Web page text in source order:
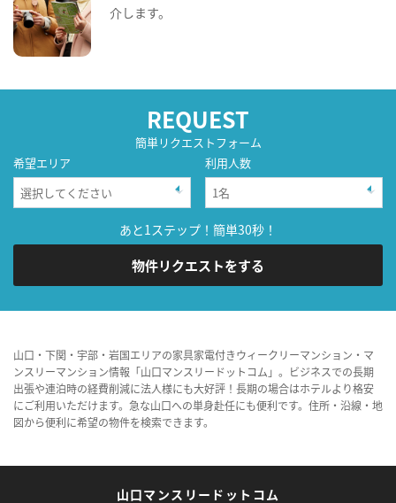
介します。
REQUEST
簡単リクエストフォーム
希望エリア
利用人数
あと1ステップ！簡単30秒！
物件リクエストをする
山口・下関・宇部・岩国エリアの家具家電付きウィークリーマンション・マ
ンスリーマンション情報「山口マンスリードットコム」。ビジネスでの長期
出張や連泊時の経費削減に法人様にも大好評！長期の場合はホテルより格安
にご利用いただけます。急な山口への単身赴任にも便利です。住所・沿線・地
図から便利に希望の物件を検索できます。
山口マンスリードットコム